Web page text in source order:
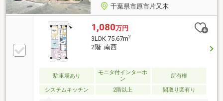
千葉県市原市片又木
1,080万円
3LDK 75.67m2
2階 南西
駐車場あり
モニタ付インターホ
ン
所有権
システムキッチン 2階以上 間取り図有り